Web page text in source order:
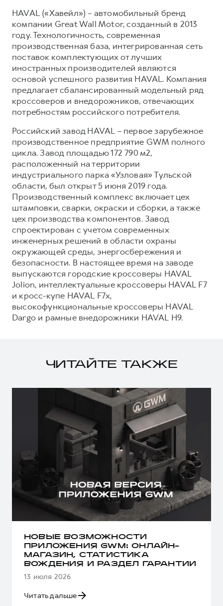
HAVAL («Хавейл») – автомобильный бренд
компании Great Wall Motor, созданный в 2013
году. Технологичность, современная
производственная база, интегрированная сеть
поставок комплектующих от лучших
иностранных производителей являются
основой успешного развития HAVAL. Компания
предлагает сбалансированный модельный ряд
кроссоверов и внедорожников, отвечающих
потребностям российского потребителя.
Российский завод HAVAL – первое зарубежное
производственное предприятие GWM полного
цикла. Завод площадью 172 790 м2,
расположенный на территории
индустриального парка «Узловая» Тульской
области, был открыт 5 июня 2019 года.
Производственный комплекс включает цех
штамповки, сварки, окраски и сборки, а также
цех производства компонентов. Завод
спроектирован с учетом современных
инженерных решений в области охраны
окружающей среды, энергосбережения и
безопасности. В настоящее время на заводе
выпускаются городские кроссоверы HAVAL
Jolion, интеллектуальные кроссоверы HAVAL F7
и кросс-купе HAVAL F7x,
высокофункциональные кроссоверы HAVAL
Dargo и рамные внедорожники HAVAL H9.
ЧИТАЙТЕ ТАКЖЕ
НОВЫЕ ВОЗМОЖНОСТИ
ПРИЛОЖЕНИЯ GWM: ОНЛАЙН-
МАГАЗИН, СТАТИСТИКА
ВОЖДЕНИЯ И РАЗДЕЛ ГАРАНТИИ
13 июля 2026
Читать дальше